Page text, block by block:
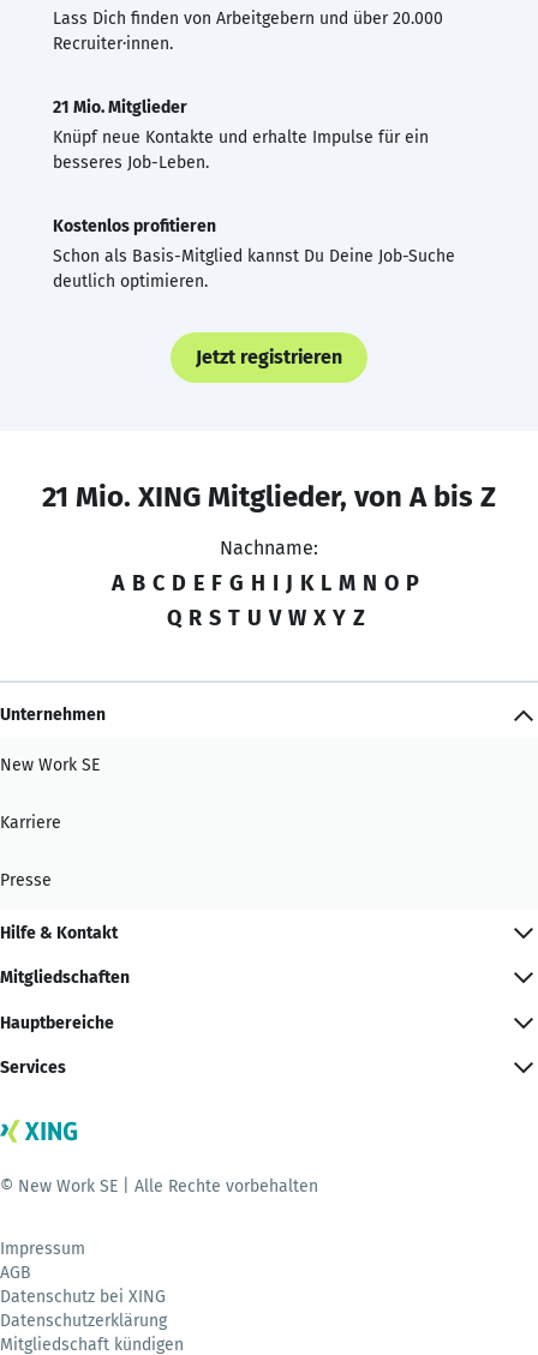
Lass Dich finden von Arbeitgebern und über 20.000
Recruiter·innen.
21 Mio. Mitglieder
Knüpf neue Kontakte und erhalte Impulse für ein
besseres Job-Leben.
Kostenlos profitieren
Schon als Basis-Mitglied kannst Du Deine Job-Suche
deutlich optimieren.
Jetzt registrieren
21 Mio. XING Mitglieder, von A bis Z
Nachname:
A B C D E F G H I J K L M N O P
Q R S T U V W X Y Z
Unternehmen
New Work SE
Karriere
Presse
Hilfe & Kontakt
Mitgliedschaften
Hauptbereiche
Services
© New Work SE | Alle Rechte vorbehalten
Impressum
AGB
Datenschutz bei XING
Datenschutzerklärung
Mitgliedschaft kündigen